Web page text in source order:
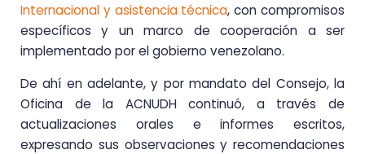
Internacional y asistencia técnica, con compromisos
específicos y un marco de cooperación a ser
implementado por el gobierno venezolano.
De ahí en adelante, y por mandato del Consejo, la
Oficina de la ACNUDH continuó, a través de
actualizaciones orales e informes escritos,
expresando sus observaciones y recomendaciones